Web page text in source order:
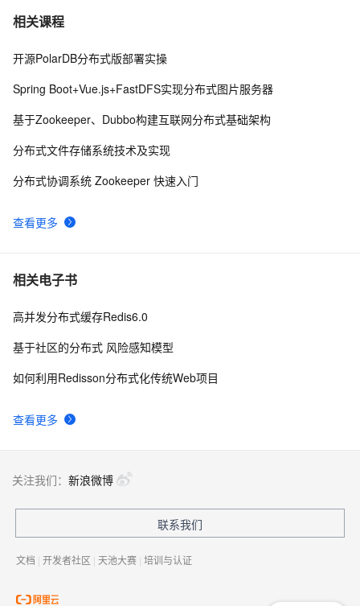
7 spring quartz分布式任务计划
8 基于 Transaction 类的分布式显式事务
Cloud】之学习笔记（五）OpenFeign的使用
10SpringCloud微服务实战——搭建企业级开发框架（三十
+AOP实现微服务重复请求控制
相关课程
查看更多
开源PolarDB分布式版部署实操
Spring Boot+Vue.js+FastDFS实现分布式图片服务器
基于Zookeeper、Dubbo构建互联网分布式基础架构
分布式文件存储系统技术及实现
分布式协调系统 Zookeeper 快速入门
相关电子书
查看更多
高并发分布式缓存Redis6.0
基于社区的分布式 风险感知模型
如何利用Redisson分布式化传统Web项目
关注我们： 新浪微博
联系我们
文档 | 开发者社区 | 天池大赛 | 培训与认证